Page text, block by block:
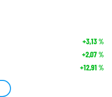
+3,13%
+2,07%
+12,91 %